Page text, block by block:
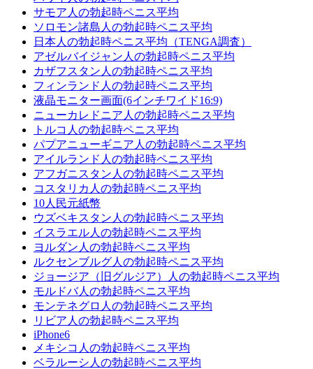
サモア人の勃起時ペニス平均
ソロモン諸島人の勃起時ペニス平均
日本人の勃起時ペニス平均（TENGA調査）
アゼルバイジャン人の勃起時ペニス平均
カザフスタン人の勃起時ペニス平均
フィンランド人の勃起時ペニス平均
液晶モニター画面(6インチワイド16:9)
ニューカレドニア人の勃起時ペニス平均
トルコ人の勃起時ペニス平均
パプアニューギニア人の勃起時ペニス平均
アイルランド人の勃起時ペニス平均
アフガニスタン人の勃起時ペニス平均
コスタリカ人の勃起時ペニス平均
10人民元紙幣
ウズベキスタン人の勃起時ペニス平均
イスラエル人の勃起時ペニス平均
ヨルダン人の勃起時ペニス平均
ルクセンブルグ人の勃起時ペニス平均
ジョージア（旧グルジア）人の勃起時ペニス平均
モルドバ人の勃起時ペニス平均
モンテネグロ人の勃起時ペニス平均
リビア人の勃起時ペニス平均
iPhone6
メキシコ人の勃起時ペニス平均
ベラルーシ人の勃起時ペニス平均